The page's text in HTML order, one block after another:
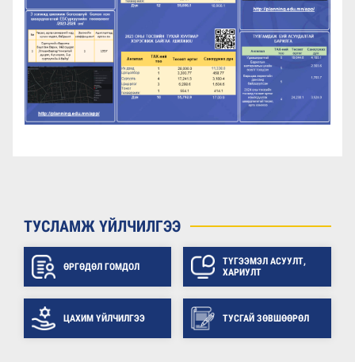
ТУСЛАМЖ ҮЙЛЧИЛГЭЭ
ӨРГӨДӨЛ ГОМДОЛ
ТҮГЭЭМЭЛ АСУУЛТ,
ХАРИУЛТ
ЦАХИМ ҮЙЛЧИЛГЭЭ ТУСГАЙ ЗӨВШӨӨРӨЛ